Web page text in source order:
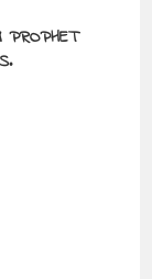
PROPHET